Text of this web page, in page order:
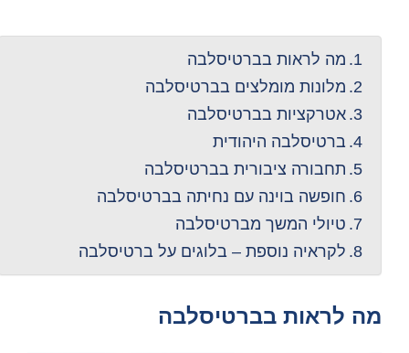
מה לראות בברטיסלבה
מלונות מומלצים בברטיסלבה
אטרקציות בברטיסלבה
ברטיסלבה היהודית
תחבורה ציבורית בברטיסלבה
חופשה בוינה עם נחיתה בברטיסלבה
טיולי המשך מברטיסלבה
לקראיה נוספת – בלוגים על ברטיסלבה
מה לראות בברטיסלבה